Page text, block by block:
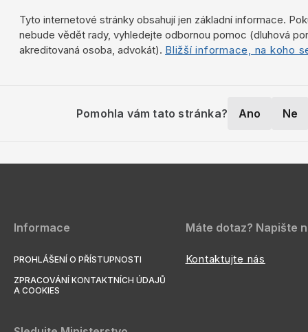
Tyto internetové stránky obsahují jen základní informace.
nebude vědět rady, vyhledejte odbornou pomoc (dluhová
akreditovaná osoba, advokát). Bližší informace, na koho
Pomohla vám tato stránka? Ano Ne
Informace
PROHLÁŠENÍ O PŘÍSTUPNOSTI
ZPRACOVÁNÍ KONTAKTNÍCH ÚDAJŮ
A COOKIES
Máte dotaz? Napište
Kontaktujte nás